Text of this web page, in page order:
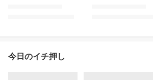
今日のイチ押し